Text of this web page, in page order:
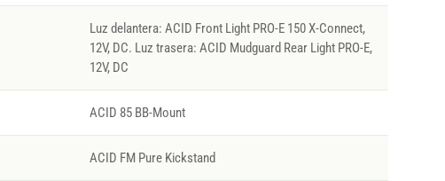
Luz delantera: ACID Front Light PRO-E 150 X-Connect,
12V, DC. Luz trasera: ACID Mudguard Rear Light PRO-E,
12V, DC
ACID 85 BB-Mount
ACID FM Pure Kickstand